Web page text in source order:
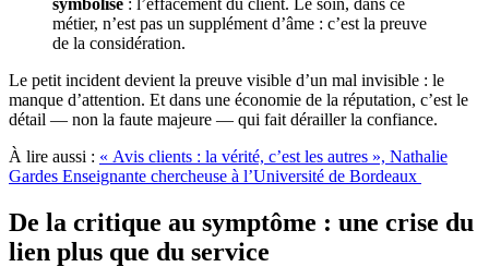
symbolise : l’effacement du client. Le soin, dans ce
métier, n’est pas un supplément d’âme : c’est la preuve
de la considération.
Le petit incident devient la preuve visible d’un mal invisible : le
manque d’attention. Et dans une économie de la réputation, c’est le
détail — non la faute majeure — qui fait dérailler la confiance.
À lire aussi : « Avis clients : la vérité, c’est les autres », Nathalie
Gardes Enseignante chercheuse à l’Université de Bordeaux
De la critique au symptôme : une crise du
lien plus que du service